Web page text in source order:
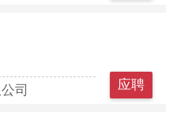
司
应聘